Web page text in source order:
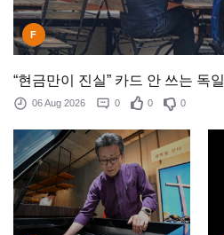
F
“현금만이 진실” 카드 안 쓰는 독일
06 Aug 2026 0 0 0